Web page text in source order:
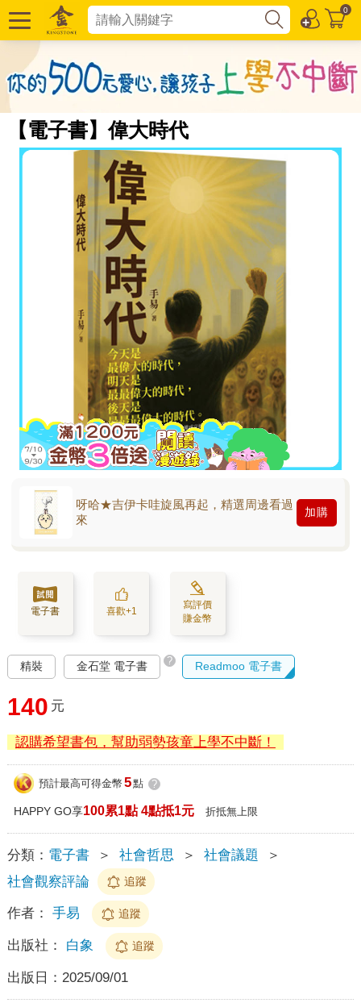
0
【電子書】偉大時代
呀哈★吉伊卡哇旋風再起，精選周邊看過
來
加購
電子書 喜歡+1
寫評價
賺金幣
精裝 金石堂 電子書 ? Readmoo 電子書
140 元
認購希望書包，幫助弱勢孩童上學不中斷！
預計最高可得金幣 5點 ?
HAPPY GO享100累1點 4點抵1元 折抵無上限
分類： 電子書 ＞ 社會哲思 ＞ 社會議題
＞
社會觀察評論
追蹤
作者： 手易 追蹤
出版社： 白象 追蹤
出版日： 2025/09/01